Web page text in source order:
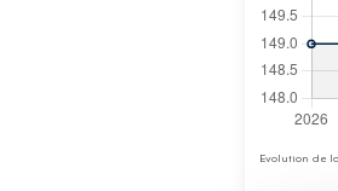
Evolution de